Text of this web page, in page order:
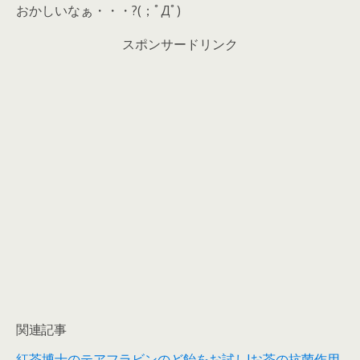
おかしいなぁ・・・?(；ﾟДﾟ)
スポンサードリンク
関連記事